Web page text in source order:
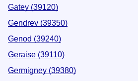
Gatey (39120)
Gendrey (39350)
Genod (39240)
Geraise (39110)
Germigney (39380)